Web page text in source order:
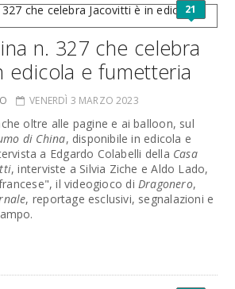
21
n. 327 che celebra
edicola e fumetteria
VENERDÌ 3 MARZO 2023
oltre alle pagine e ai balloon, sul
di China, disponibile in edicola e
a Edgardo Colabelli della Casa
, interviste a Silvia Ziche e Aldo Lado,
il videogioco di Dragonero,
, reportage esclusivi, segnalazioni e